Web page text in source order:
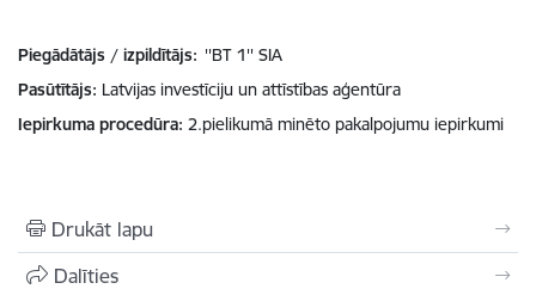
Piegādātājs / izpildītājs: ''BT 1'' SIA
Pasūtītājs Latvijas investīciju un attīstības aģentūra
Iepirkuma procedūra 2.pielikumā minēto pakalpojumu iepirkumi
Drukāt lapu
Dalīties